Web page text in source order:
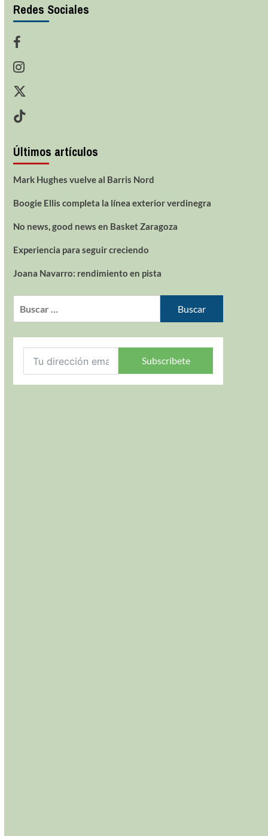
Redes Sociales
Últimos artículos
Mark Hughes vuelve al Barris Nord
Boogie Ellis completa la línea exterior verdinegra
No news, good news en Basket Zaragoza
Experiencia para seguir creciendo
Joana Navarro: rendimiento en pista
Subscríbete